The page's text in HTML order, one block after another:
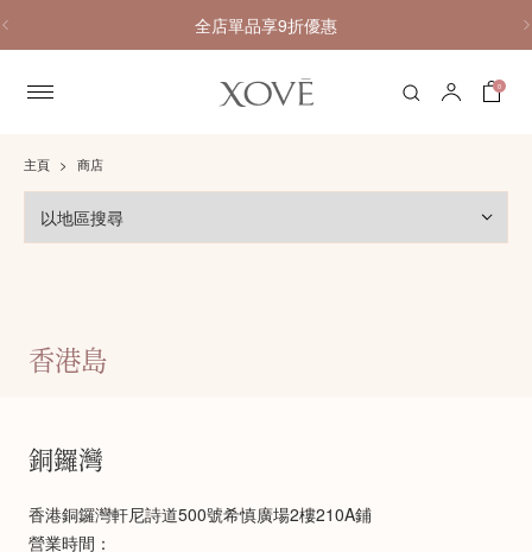
全店單品享9折優惠
0
主頁 商店
尋
巿
香港島
銅鑼灣
香港銅鑼灣軒尼詩道500號希慎廣場2樓210A鋪
營業時間：